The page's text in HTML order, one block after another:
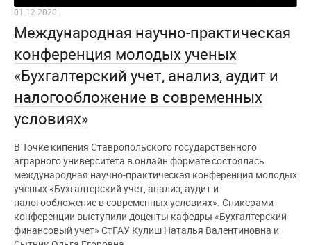
01.12.2020
Международная научно-практическая
конференция молодых ученых
«Бухгалтерский учет, анализ, аудит и
налогообложение в современных
условиях»
В Точке кипения Ставропольского государственного
аграрного университета в онлайн формате состоялась
международная научно-практическая конференция молодых
ученых «Бухгалтерский учет, анализ, аудит и
налогообложение в современных условиях». Спикерами
конференции выступили доценты кафедры «Бухгалтерский
финансовый учет» СтГАУ Кулиш Наталья Валентиновна и